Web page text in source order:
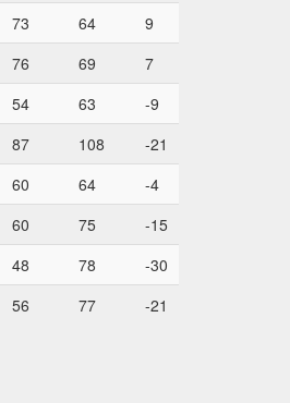
73 64
9
76 69
7
54 63
-9
87 108
-21
60 64
-4
60 75
-15
48 78
-30
56 77 -21